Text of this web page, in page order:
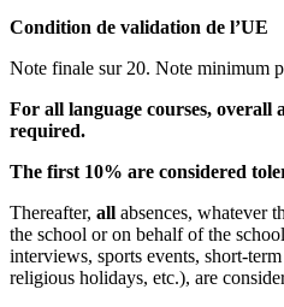
Condition de validation de l’UE
Note finale sur 20. Note minimum
For all language courses, overall
required.
The first 10% are considered
Thereafter, all absences, whatever
the school or on behalf of the
interviews, sports events, short-
religious holidays, etc.), are